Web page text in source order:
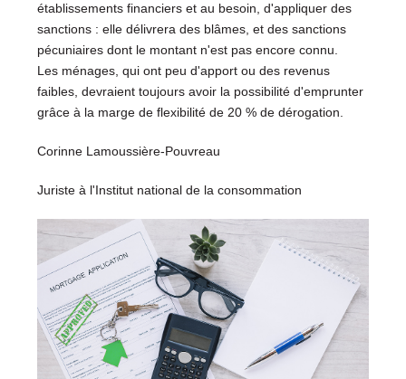
établissements financiers et au besoin, d'appliquer des
sanctions : elle délivrera des blâmes, et des sanctions
pécuniaires dont le montant n'est pas encore connu.
Les ménages, qui ont peu d'apport ou des revenus
faibles, devraient toujours avoir la possibilité d'emprunter
grâce à la marge de flexibilité de 20 % de dérogation.
Corinne Lamoussière-Pouvreau
Juriste à l'Institut national de la consommation